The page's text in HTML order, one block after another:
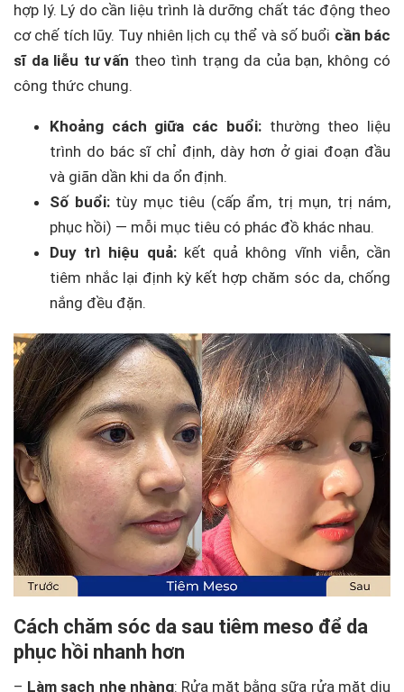
hợp lý. Lý do cần liệu trình là dưỡng chất tác động theo
cơ chế tích lũy. Tuy nhiên lịch cụ thể và số buổi cần bác
sĩ da liễu tư vấn theo tình trạng da của bạn, không có
công thức chung.
Khoảng cách giữa các buổi:thường theo liệu
trình do bác sĩ chỉ định, dày hơn ở giai đoạn đầu
và giãn dần khi da ổn định.
Số buổi:tùy mục tiêu (cấp ẩm, trị mụn, trị nám,
phục hồi) — mỗi mục tiêu có phác đồ khác nhau.
Duy trì hiệu quả:kết quả không vĩnh viễn, cần
tiêm nhắc lại định kỳ kết hợp chăm sóc da, chống
nắng đều đặn.
Cách chăm sóc da sau tiêm meso để da
phục hồi nhanh hơn
– Làm sạch nhẹ nhàng: Rửa mặt bằng sữa rửa mặt dịu